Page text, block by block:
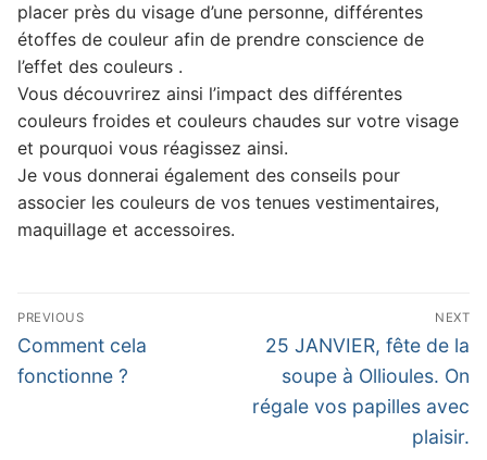
placer près du visage d’une personne, différentes
étoffes de couleur afin de prendre conscience de
l’effet des couleurs .
Vous découvrirez ainsi l’impact des différentes
couleurs froides et couleurs chaudes sur votre visage
et pourquoi vous réagissez ainsi.
Je vous donnerai également des conseils pour
associer les couleurs de vos tenues vestimentaires,
maquillage et accessoires.
Navigation
de
l’article
PREVIOUS
Previous
post:
Comment cela
fonctionne ?
NEXT
Next
post:
25 JANVIER, fête de la
soupe à Ollioules. On
régale vos papilles avec
plaisir.